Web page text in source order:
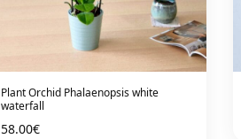
Plant Orchid Phalaenopsis white
waterfall
58.00€